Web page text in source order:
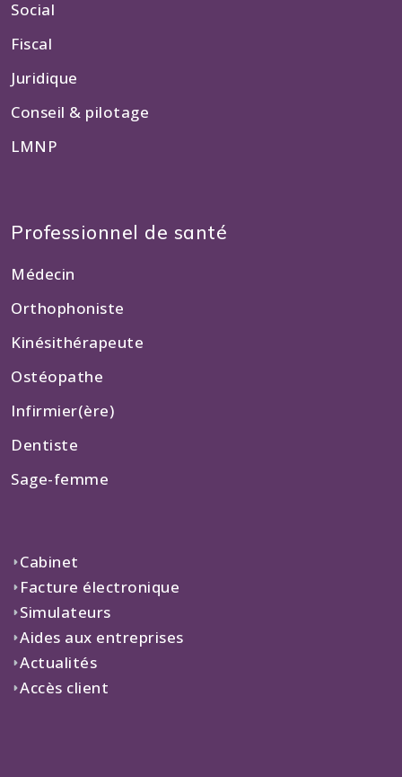
Social
Fiscal
Juridique
Conseil & pilotage
LMNP
Professionnel de santé
Médecin
Orthophoniste
Kinésithérapeute
Ostéopathe
Infirmier(ère)
Dentiste
Sage-femme
Cabinet
Facture électronique
Simulateurs
Aides aux entreprises
Actualités
Accès client